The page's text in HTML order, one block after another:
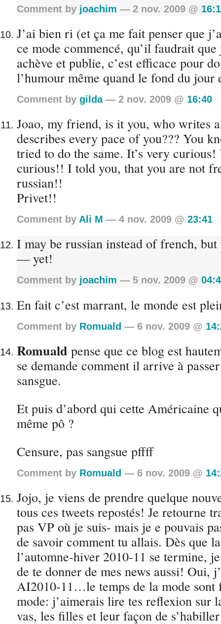
Comment by joachim — 2 nov. 2009 @
J’ai bien ri (et ça me fait penser que
ce mode commencé, qu’il faudrait
achève et publie, c’est efficace pour
l’humour même quand le fond du jour
Comment bygilda— 2 nov. 2009 @ 16:40
Joao, my friend, is it you, who writes
describes every pace of you??? You
tried to do the same. It’s very curious!
curious!! I told you, that you are not
russian!!
Privet!!
Comment by Ali M — 4 nov. 2009 @23:41
I may be russian instead of french,
— yet!
Comment by joachim — 5 nov. 2009 @
En fait c’est marrant, le monde est
Comment by Romuald — 6 nov. 2009 @
Romuald pense que ce blog est
se demande comment il arrive à
sansgue.
Et puis d’abord qui cette Américaine
même pô ?
Censure, pas sangsue pffff
Comment by Romuald — 6 nov. 2009 @
Jojo, je viens de prendre quelque
tous ces tweets repostés! Je retourne
pas VP où je suis- mais je e pouvais
de savoir comment tu allais. Dès que
l’automne-hiver 2010-11 se termine,
de te donner de mes news aussi! Oui,
AI2010-11…le temps de la mode sont
mode: j’aimerais lire tes reflexion sur
vas, les filles et leur façon de